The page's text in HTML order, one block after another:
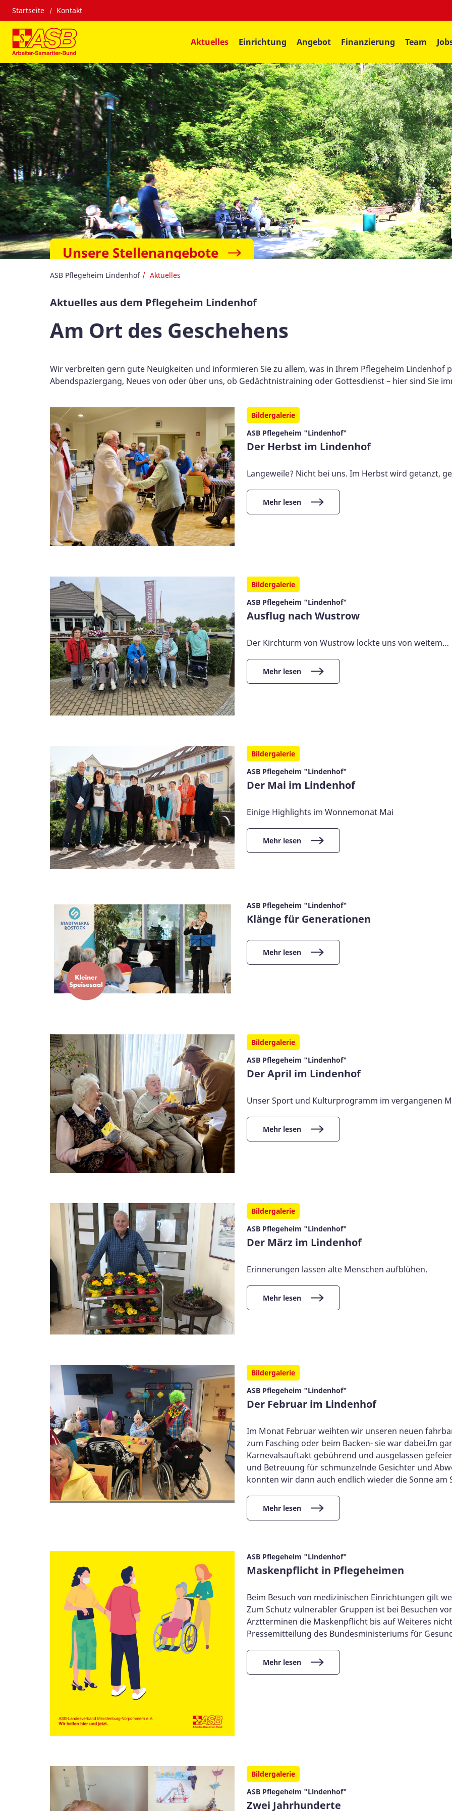
Startseite Kontakt
Aktuelles Einrichtung Angebot Finanzierung Team
Unsere Stellenangebote
ASB Pflegeheim Lindenhof Aktuelles
Aktuelles aus dem Pflegeheim Lindenhof
Am Ort des Geschehens
Wir verbreiten gern gute Neuigkeiten und informieren Sie zu allem, was in Ihrem Pflegeheim Lindenhof
Abendspaziergang, Neues von oder über uns, ob Gedächtnistraining oder Gottesdienst – hier sind Sie
Bildergalerie
ASB Pflegeheim "Lindenhof"
Der Herbst im Lindenhof
Langeweile? Nicht bei uns. Im Herbst wird getanzt,
Mehr lesen
Bildergalerie
ASB Pflegeheim "Lindenhof"
Ausflug nach Wustrow
Der Kirchturm von Wustrow lockte uns von weitem…
Mehr lesen
Bildergalerie
ASB Pflegeheim "Lindenhof"
Der Mai im Lindenhof
Einige Highlights im Wonnemonat Mai
Mehr lesen
ASB Pflegeheim "Lindenhof"
Klänge für Generationen
Mehr lesen
Bildergalerie
ASB Pflegeheim "Lindenhof"
Der April im Lindenhof
Unser Sport und Kulturprogramm im vergangenen
Mehr lesen
Bildergalerie
ASB Pflegeheim "Lindenhof"
Der März im Lindenhof
Erinnerungen lassen alte Menschen aufblühen.
Mehr lesen
Bildergalerie
ASB Pflegeheim "Lindenhof"
Der Februar im Lindenhof
Im Monat Februar weihten wir unseren neuen
zum Fasching oder beim Backen- sie war dabei.Im
Karnevalsauftakt gebührend und ausgelassen
und Betreuung für schmunzelnde Gesichter und
konnten wir dann auch endlich wieder die Sonne
Mehr lesen
ASB Pflegeheim "Lindenhof"
Maskenpflicht in Pflegeheimen
Beim Besuch von medizinischen Einrichtungen gilt
Zum Schutz vulnerabler Gruppen ist bei Besuchen
Arztterminen die Maskenpflicht bis auf Weiteres
Pressemitteilung des Bundesministeriums für
Mehr lesen
Bildergalerie
ASB Pflegeheim "Lindenhof"
Zwei Jahrhunderte